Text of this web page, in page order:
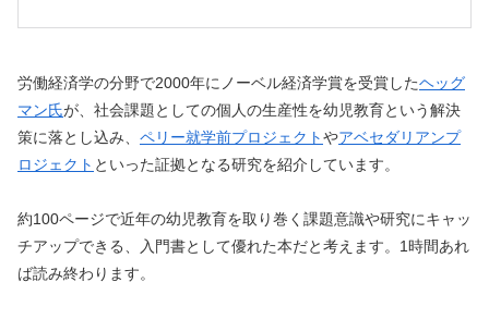
労働経済学の分野で2000年にノーベル経済学賞を受賞したヘッグ
マン氏が、社会課題としての個人の生産性を幼児教育という解決
策に落とし込み、 ペリー就学前プロジェクトやアベセダリアンプ
ロジェクト といった証拠となる研究を紹介しています。
約100ページで近年の幼児教育を取り巻く課題意識や研究にキャッ
チアップできる、入門書として優れた本だと考えます。1時間あれ
ば読み終わります。